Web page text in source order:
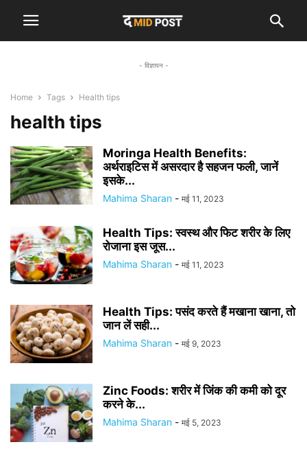
- विज्ञापन -
Home Tags Health tips
health tips
Moringa Health Benefits:
अर्थराइटिस में असरदार है सहजन फली, जानें
इसके...
Mahima Sharan - मई 11, 2023
Health Tips: स्वस्थ और फिट शरीर के लिए
रोजाना इस जूस...
Mahima Sharan - मई 11, 2023
Health Tips: पसंद करते हैं मखाना खाना, तो
जान लें सही...
Mahima Sharan - मई 9, 2023
Zinc Foods: शरीर में जिंक की कमी को दूर
करने के...
Mahima Sharan - मई 5, 2023